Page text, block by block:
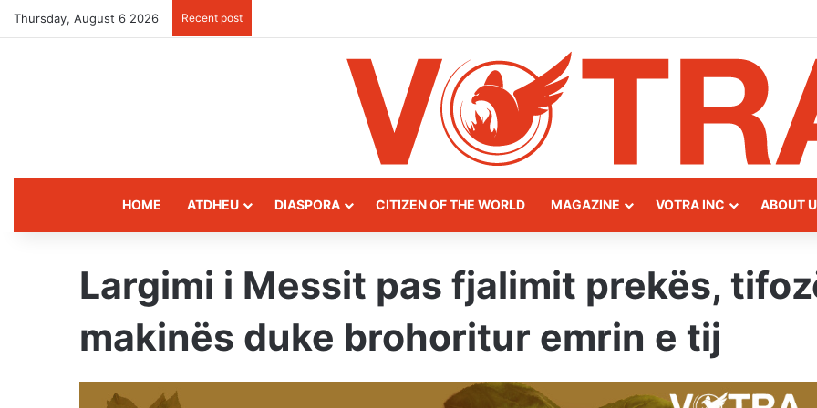
Thursday, August 6 2026 Recent post
HOME ATDHEU DIASPORA CITIZEN OF THE WORLD MAGAZINE VOTRA INC ABOUT
Largimi i Messit pas fjalimit prekës,
makinës duke brohoritur emrin e tij